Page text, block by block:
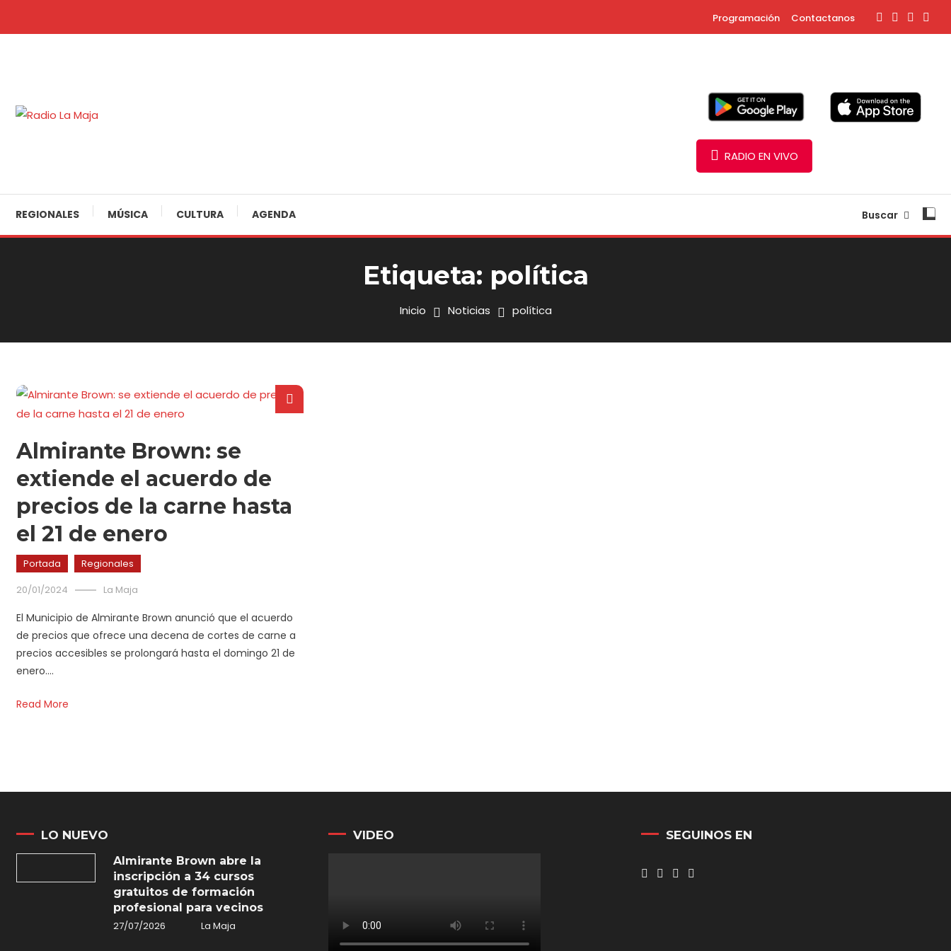
Programación Contactanos
RADIO EN VIVO
REGIONALES MÚSICA CULTURA AGENDA Buscar
Etiqueta: política
Inicio Noticias política
Almirante Brown: se
extiende el acuerdo de
precios de la carne hasta
el 21 de enero
Portada
Regionales
20/01/2024
La Maja
El Municipio de Almirante Brown anunció que el acuerdo
de precios que ofrece una decena de cortes de carne a
precios accesibles se prolongará hasta el domingo 21 de
enero….
Read More
LO NUEVO
Almirante Brown abre la
inscripción a 34 cursos
gratuitos de formación
profesional para vecinos
27/07/2026
La Maja
VIDEO SEGUINOS EN